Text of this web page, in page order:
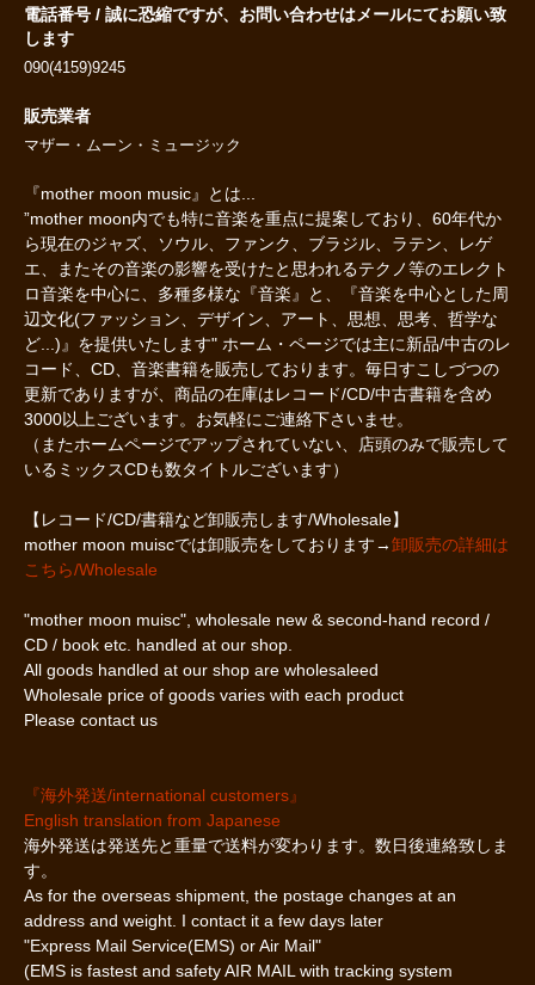
電話番号 / 誠に恐縮ですが、お問い合わせはメールにてお願い致
します
090(4159)9245
販売業者
マザー・ムーン・ミュージック
『mother moon music』とは...
”mother moon内でも特に音楽を重点に提案しており、60年代か
ら現在のジャズ、ソウル、ファンク、ブラジル、ラテン、レゲ
エ、またその音楽の影響を受けたと思われるテクノ等のエレクト
ロ音楽を中心に、多種多様な『音楽』と、『音楽を中心とした周
辺文化(ファッション、デザイン、アート、思想、思考、哲学な
ど...)』を提供いたします" ホーム・ページでは主に新品/中古のレ
コード、CD、音楽書籍を販売しております。毎日すこしづつの
更新でありますが、商品の在庫はレコード/CD/中古書籍を含め
3000以上ございます。お気軽にご連絡下さいませ。
（またホームページでアップされていない、店頭のみで販売して
いるミックスCDも数タイトルございます）
【レコード/CD/書籍など卸販売します/Wholesale】
mother moon muiscでは卸販売をしております→卸販売の詳細は
こちら/Wholesale
"mother moon muisc", wholesale new & second-hand record /
CD / book etc. handled at our shop.
All goods handled at our shop are wholesaleed
Wholesale price of goods varies with each product
Please contact us
『海外発送/international customers』
English translation from Japanese
海外発送は発送先と重量で送料が変わります。数日後連絡致しま
す。
As for the overseas shipment, the postage changes at an
address and weight. I contact it a few days later
"Express Mail Service(EMS) or Air Mail"
(EMS is fastest and safety AIR MAIL with tracking system